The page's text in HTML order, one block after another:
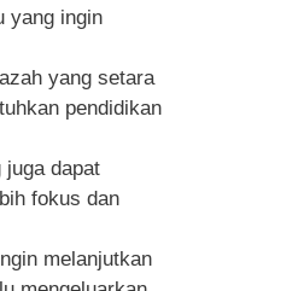
yang ingin
yang setara
pendidikan
juga dapat
fokus dan
melanjutkan